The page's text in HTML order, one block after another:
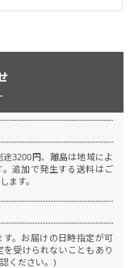
3200円、離島は地域によ
追加で発生する送料はご
ます。
。 お届けの日時指定が可
受けられないこともあり
ください。)